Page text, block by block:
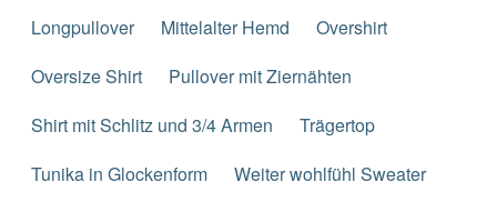
Longpullover
Mittelalter Hemd
Overshirt
Oversize Shirt
Pullover mit Ziernähten
Shirt mit Schlitz und 3/4 Armen
Trägertop
Tunika in Glockenform
Weiter wohlfühl Sweater